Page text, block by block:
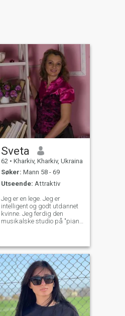
Sveta
62 • Kharkiv, Kharkiv, Ukraina
Søker: Mann 58 - 69
Utseende: Attraktiv
Jeg er en lege. Jeg er
intelligent og godt utdannet
kvinne. Jeg ferdig den
musikalske studio på "piano"
Jeg liker å reise veldig mye.
Jeg har besøkt mange
europeiske land. Jeg liker å
reise, å lære historie, kultur i
andre land. Også jeg liker å
lytte til musikk, til å lage mat
og å opprette hjem velvære.
Finner jeg en stor glede i å
kommunisere med naturen,